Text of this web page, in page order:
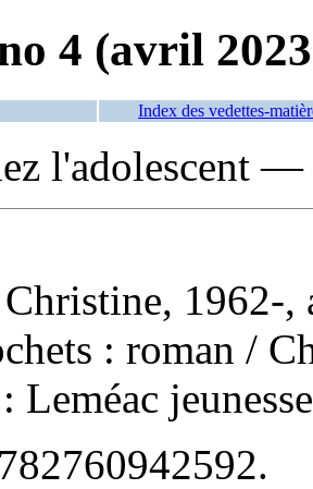
4 (avril
Index des vedettes-
l'adolescent —
1962-,
: roman /
Leméac
.